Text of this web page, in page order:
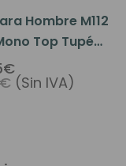
Hombre M112
Top Tupé
- Versión
(Sin IVA)